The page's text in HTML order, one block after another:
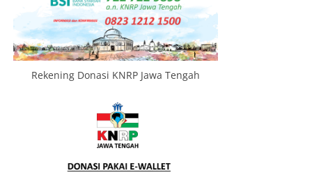
Rekening Donasi KNRP Jawa Tengah